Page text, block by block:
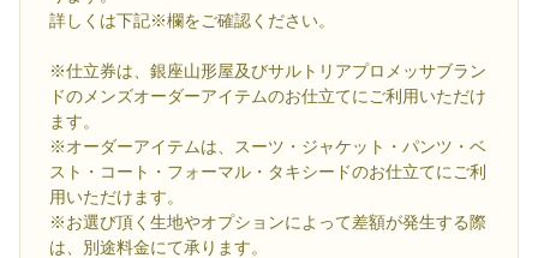
詳しくは下記※欄をご確認ください。
※仕立券は、銀座山形屋及びサルトリアプロメッサブラン
ドのメンズオーダーアイテムのお仕立てにご利用いただけ
ます。
※オーダーアイテムは、スーツ・ジャケット・パンツ・ベ
スト・コート・フォーマル・タキシードのお仕立てにご利
用いただけます。
※お選び頂く生地やオプションによって差額が発生する際
は、別途料金にて承ります。